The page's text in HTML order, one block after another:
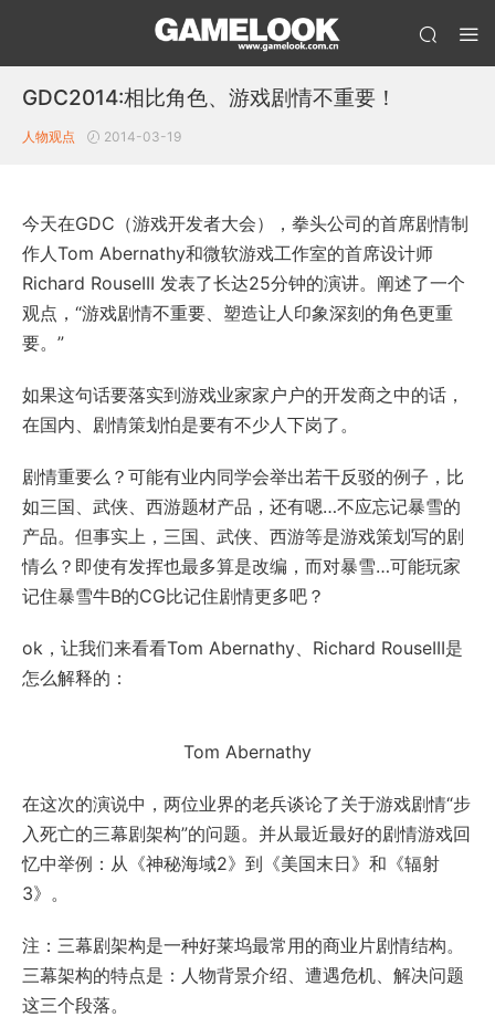
GDC2014:相比角色、游戏剧情不重要！
人物观点 2014-03-19
今天在GDC（游戏开发者大会），拳头公司的首席剧情制
作人Tom Abernathy和微软游戏工作室的首席设计师
Richard RouseIII 发表了长达25分钟的演讲。阐述了一个
观点，“游戏剧情不重要、塑造让人印象深刻的角色更重
要。”
如果这句话要落实到游戏业家家户户的开发商之中的话，
在国内、剧情策划怕是要有不少人下岗了。
剧情重要么？可能有业内同学会举出若干反驳的例子，比
如三国、武侠、西游题材产品，还有嗯…不应忘记暴雪的
产品。但事实上，三国、武侠、西游等是游戏策划写的剧
情么？即使有发挥也最多算是改编，而对暴雪…可能玩家
记住暴雪牛B的CG比记住剧情更多吧？
ok，让我们来看看Tom Abernathy、Richard RouseIII是
怎么解释的：
Tom Abernathy
在这次的演说中，两位业界的老兵谈论了关于游戏剧情“步
入死亡的三幕剧架构”的问题。并从最近最好的剧情游戏回
忆中举例：从《神秘海域2》到《美国末日》和《辐射
3》。
注：三幕剧架构是一种好莱坞最常用的商业片剧情结构。
三幕架构的特点是：人物背景介绍、遭遇危机、解决问题
这三个段落。